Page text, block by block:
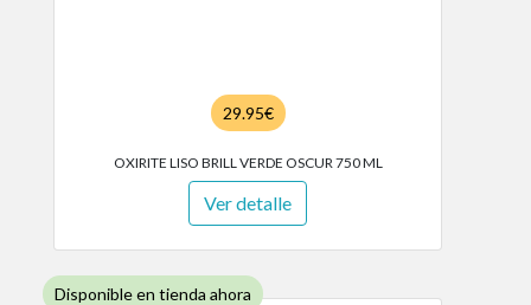
29.95€
OXIRITE LISO BRILL VERDE OSCUR 750 ML
Ver detalle
Disponible en tienda ahora